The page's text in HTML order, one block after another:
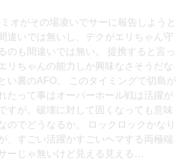
オがその場凌いでサーに報告しようと
違いでは無いし、デクがエリちゃん守
のも間違いでは無い。 提携すると言っ
リちゃんの能力しか興味なさそうだな
い裏のAFO。 このタイミングで切島が
たって事はオーバーホール戦は活躍が
すが。破壊に対して固くなっても意味
のでどうなるか。 ロックロックかなり
、すごい活躍かすごいヘマする両極端
ーじゃ無いけど見える見える…